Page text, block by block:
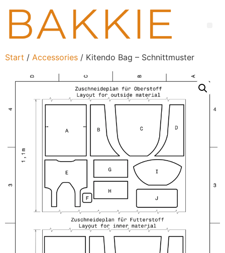
Start / Accessories / Kitendo Bag – Schnittmuster